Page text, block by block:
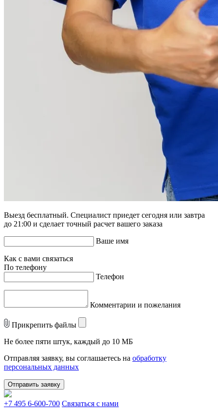
Выезд бесплатный. Специалист приедет сегодня или завтра
до 21:00 и сделает точный расчет вашего заказа
Ваше имя
Как с вами связаться
По телефону
Телефон
Комментарии и пожелания
Прикрепить файлы
Не более пяти штук, каждый до 10 МБ
Отправляя заявку, вы соглашаетесь на обработку
персональных данных
Отправить заявку
+7 495 6-600-700 Связаться с нами